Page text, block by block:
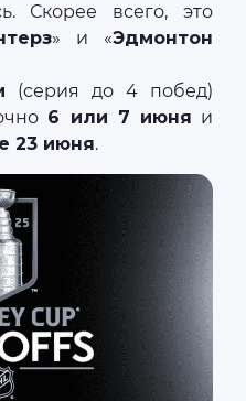
Скорее всего, это
» и «Эдмонтон
(серия до 4 побед)
6 или 7 июня и
23 июня.